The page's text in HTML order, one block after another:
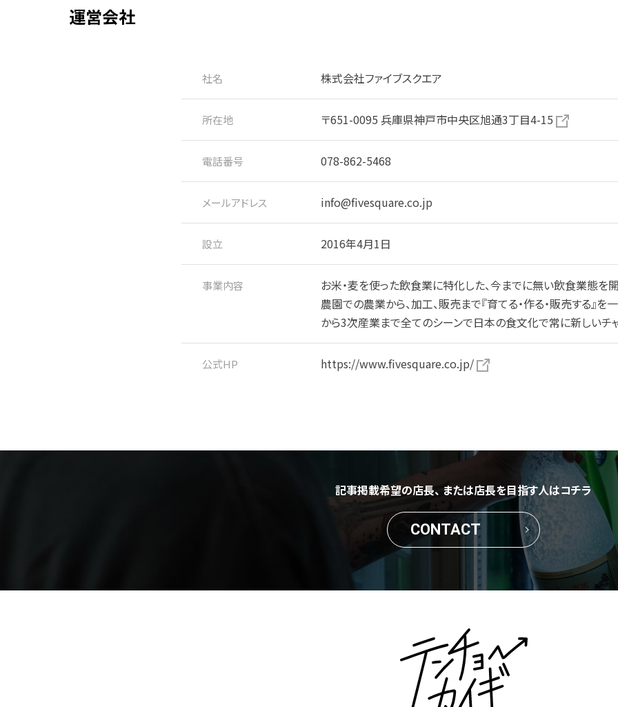
運営会社
社名 株式会社ファイブスクエア
所在地 〒651-0095 兵庫県神戸市中央区旭通3丁目4-15
電話番号 078-862-5468
メールアドレス info@fivesquare.co.jp
設立 2016年4月1日
事業内容
お米・麦を使った飲食業に特化した、今までに無い飲食業態を
農園での農業から、加工、販売まで『育てる・作る・販売する』を
から3次産業まで全てのシーンで日本の食文化で常に新しいチ
公式HP https://www.fivesquare.co.jp/
記事掲載希望の店長、 または店長を目指す人はコチラ
CONTACT